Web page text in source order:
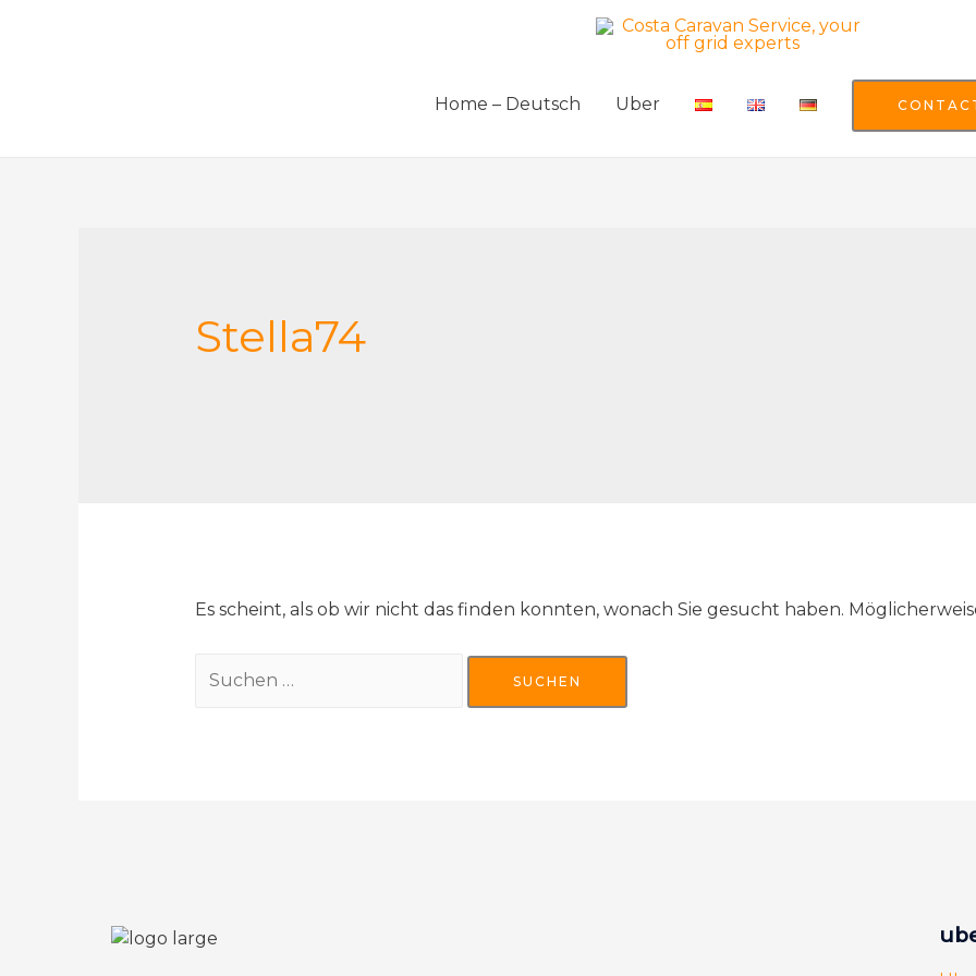
Home – Deutsch Uber
Stella74
Es scheint, als ob wir nicht das finden konnten, wonach Sie gesucht haben.